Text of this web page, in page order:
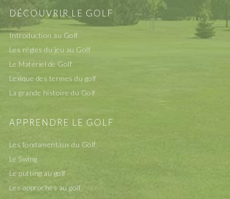
DÉCOUVRIR LE GOLF
Introduction au Golf
Les rêgles du jeu au Golf
Le Matériel de Golf
Lexique des termes du golf
La grande histoire du Golf
APPRENDRE LE GOLF
Les fondamentaux du Golf
Le Swing
Le putting au golf
Les approches au golf